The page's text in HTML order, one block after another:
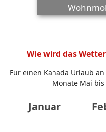
Wie wird das
Für einen Kanada Urlaub
Monate Mai
Januar